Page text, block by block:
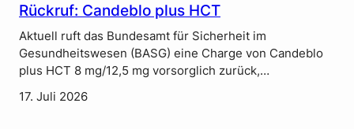
Rückruf: Candeblo plus HCT
Aktuell ruft das Bundesamt für Sicherheit im
Gesundheitswesen (BASG) eine Charge von Candeblo
plus HCT 8 mg/12,5 mg vorsorglich zurück,…
17. Juli 2026